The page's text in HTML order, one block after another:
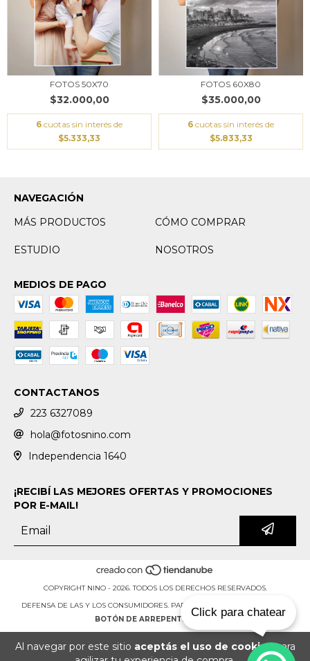
Al navegar por este sitio aceptás el uso de cookiespara
FOTOS 50X70
$32.000,00
6 cuotas sin interés de
$5.333,33
FOTOS 60X80
$35.000,00
6 cuotas sin interés de
$5.833,33
NAVEGACIÓN
MÁS PRODUCTOS
CÓMO COMPRAR
ESTUDIO NOSOTROS
MEDIOS DE PAGO
CONTACTANOS
223 6327089
hola@fotosnino.com
Independencia 1640
¡RECIBÍ LAS MEJORES OFERTAS Y PROMOCIONES
POR E-MAIL!
COPYRIGHT NINO - 2026. TODOS LOS DERECHOS RESERVADOS.
DEFENSA DE LAS Y LOS CONSUMIDORES. PARA RECLAMOS
BOTÓN DE ARREPENTIMIENTO
Click para chatear